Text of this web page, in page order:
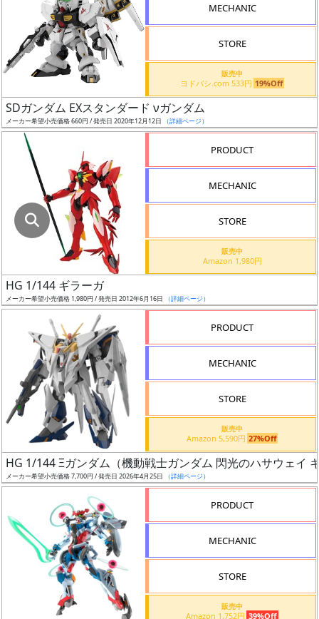
店
舗
最
安
ク
ス
ア
ト
ー
タ
ー
MECHANIC
STORE
販売中
ヨドバシ.com 533円 19%Off
SDガンダム EXスタンダード νガンダム
メーカー希望小売価格 660円 / 発売日 2020年12月12日 （詳細ページ）
PRODUCT
MECHANIC
STORE
販売中
Amazon 1,980円
HG 1/144 ギラーガ
メーカー希望小売価格 1,980円 / 発売日 2012年6月16日 （詳細ページ）
PRODUCT
MECHANIC
STORE
販売中
Amazon 5,590円 27%Off
HG 1/144 Ξガンダム（機動戦士ガンダム 閃光のハサウェイ
メーカー希望小売価格 7,700円 / 発売日 2026年4月25日 （詳細ページ）
PRODUCT
MECHANIC
STORE
販売中
Amazon 1,752円 39%Off